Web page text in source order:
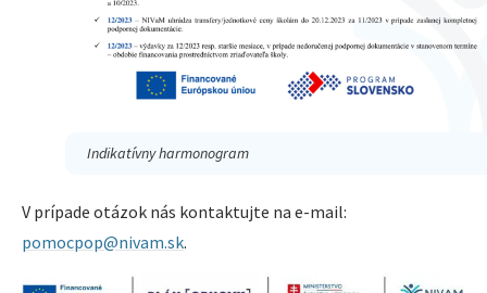
Indikatívny harmonogram
V prípade otázok nás kontaktujte na e-mail:
pomocpop@nivam.sk.